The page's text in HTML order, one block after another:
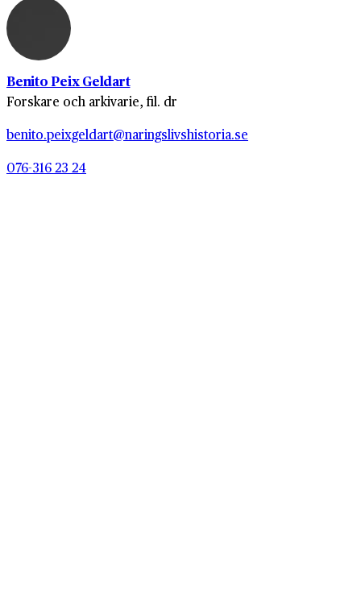
Benito Peix Geldart
Forskare och arkivarie, fil. dr
benito.peixgeldart@naringslivshistoria.se
076-316 23 24